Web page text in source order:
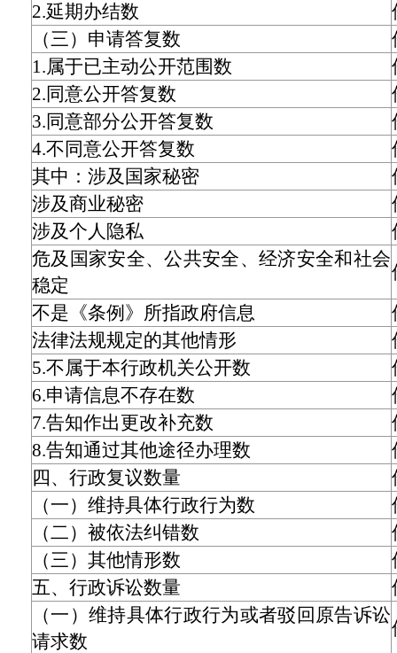
2.延期办结数
（三）申请答复数
1.属于已主动公开范围数
2.同意公开答复数
3.同意部分公开答复数
4.不同意公开答复数
其中：涉及国家秘密
涉及商业秘密
涉及个人隐私
危及国家安全、公共安全、经济安全和社会
稳定
不是《条例》所指政府信息
法律法规规定的其他情形
5.不属于本行政机关公开数
6.申请信息不存在数
7.告知作出更改补充数
8.告知通过其他途径办理数
四、行政复议数量
（一）维持具体行政行为数
（二）被依法纠错数
（三）其他情形数
五、行政诉讼数量
（一）维持具体行政行为或者驳回原告诉讼
请求数